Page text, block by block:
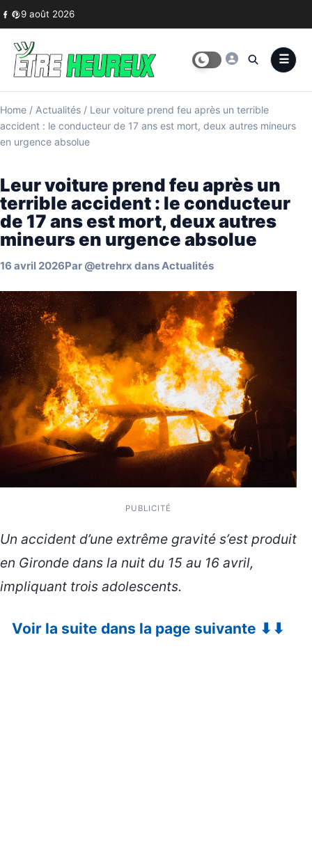
Skip to content
9 août 2026
Home / Actualités / Leur voiture prend feu après un terrible
accident : le conducteur de 17 ans est mort, deux autres mineurs
en urgence absolue
Leur voiture prend feu après un
terrible accident : le conducteur
de 17 ans est mort, deux autres
mineurs en urgence absolue
16 avril 2026Par @etrehrx dansActualités
PUBLICITÉ
Un accident d’une extrême gravité s’est produit
en Gironde dans la nuit du 15 au 16 avril,
impliquant trois adolescents.
Voir la suite dans la page suivante ⬇⬇